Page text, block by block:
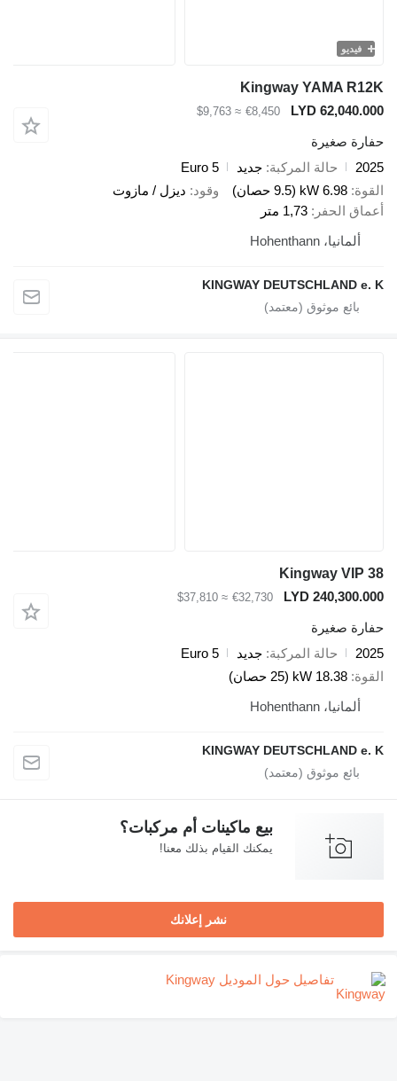
Kingway YAMA
LYD
€8,450
حالة المركبة جديد
Euro 5
6.98 kW (9.5 حصان)
وقود ديزل / مازوت
1,73 متر
KINGWAY
Kingway
LYD
€32,730
≈ $37,810
حالة المركبة جديد
Euro 5
18.38 kW (25 حصان)
KINGWAY
بيع ماكينات أم مركبات؟
يمكنك القيام بذلك معنا!
نشر إعلانك
تفاصيل حول الموديل Kingway